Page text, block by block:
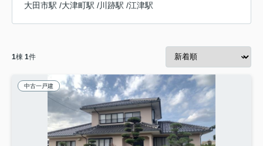
大田市駅 /大津町駅 /川跡駅 /江津駅
1棟 1件
中古一戸建